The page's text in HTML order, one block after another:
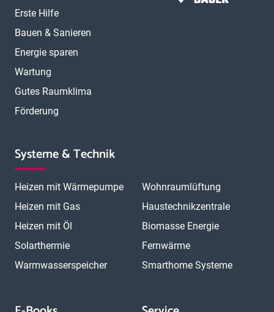
Erste Hilfe
Bauen & Sanieren
Energie sparen
Wartung
Gutes Raumklima
Förderung
Systeme & Technik
Heizen mit Wärmepumpe
Heizen mit Gas
Heizen mit Öl
Solarthermie
Warmwasserspeicher
Wohnraumlüftung
Haustechnikzentrale
Biomasse Energie
Fernwärme
Smarthome Systeme